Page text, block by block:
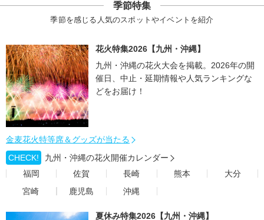
季節特集
季節を感じる人気のスポットやイベントを紹介
花火特集2026【九州・沖縄】
九州・沖縄の花火大会を掲載。2026年の開
催日、中止・延期情報や人気ランキングな
どをお届け！
金麦花火特等席＆グッズが当たる
CHECK!
九州・沖縄の花火開催カレンダー
福岡
佐賀 長崎 熊本
大分
宮崎
鹿児島 沖縄
夏休み特集2026【九州・沖縄】